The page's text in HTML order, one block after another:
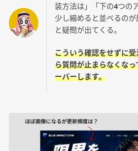
装方法は」「下の4つの
少し縮めると並べるの
と疑問が出てくる。
こういう確認をせずに
ら質問が止まらなくな
ーバーします。